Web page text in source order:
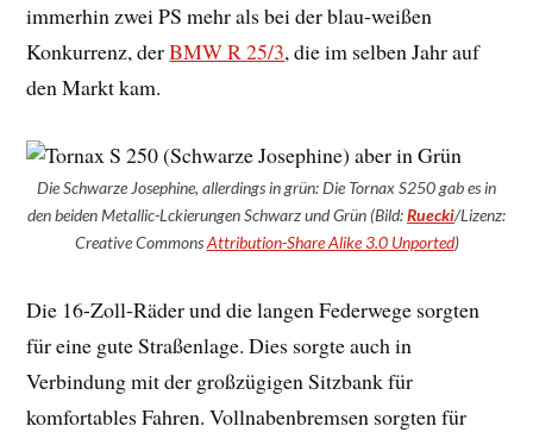
immerhin zwei PS mehr als bei der blau-weißen
Konkurrenz, derBMW R 25/3, die im selben Jahr auf
den Markt kam.
Die Schwarze Josephine, allerdings in grün: Die Tornax S250 gab es in
den beiden Metallic-Lckierungen Schwarz und Grün (Bild:Ruecki/Lizenz:
Creative CommonsAttribution-Share Alike 3.0 Unported)
Die 16-Zoll-Räder und die langen Federwege sorgten
für eine gute Straßenlage. Dies sorgte auch in
Verbindung mit der großzügigen Sitzbank für
komfortables Fahren. Vollnabenbremsen sorgten für